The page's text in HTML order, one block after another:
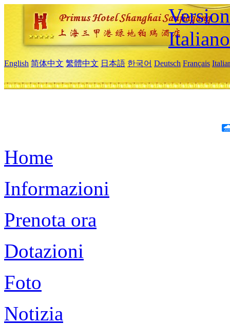
Italiano
English 简体中文 繁體中文 日本語 한국어 Deutsch Français
Home
Informazioni
Prenota ora
Dotazioni
Foto
Notizia